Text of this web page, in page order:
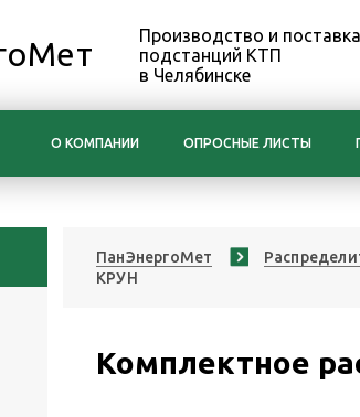
Производство и поставка
подстанций КТП
в Челябинске
О КОМПАНИИ ОПРОСНЫЕ ЛИСТЫ
ПанЭнергоМет
КРУН
Комплектное